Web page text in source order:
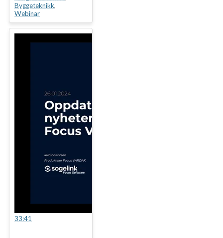
Byggeteknikk,
Webinar
33:41